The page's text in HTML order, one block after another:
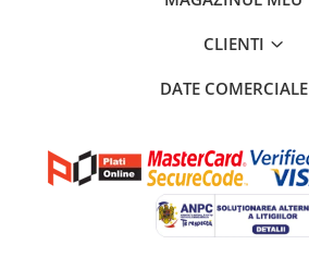
Cabluri
Comanda acceleratie
CLIENTI
DATE COMERCIALE